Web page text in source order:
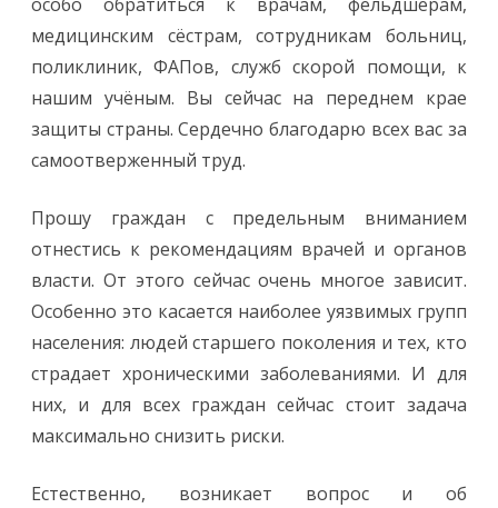
медицинским сёстрам, сотрудникам больниц,
поликлиник, ФАПов, служб скорой помощи, к
нашим учёным. Вы сейчас на переднем крае
защиты страны. Сердечно благодарю всех вас за
самоотверженный труд.
Прошу граждан с предельным вниманием
отнестись к рекомендациям врачей и органов
власти. От этого сейчас очень многое зависит.
Особенно это касается наиболее уязвимых групп
населения: людей старшего поколения и тех, кто
страдает хроническими заболеваниями. И для
них, и для всех граждан сейчас стоит задача
максимально снизить риски.
Естественно, возникает вопрос и об